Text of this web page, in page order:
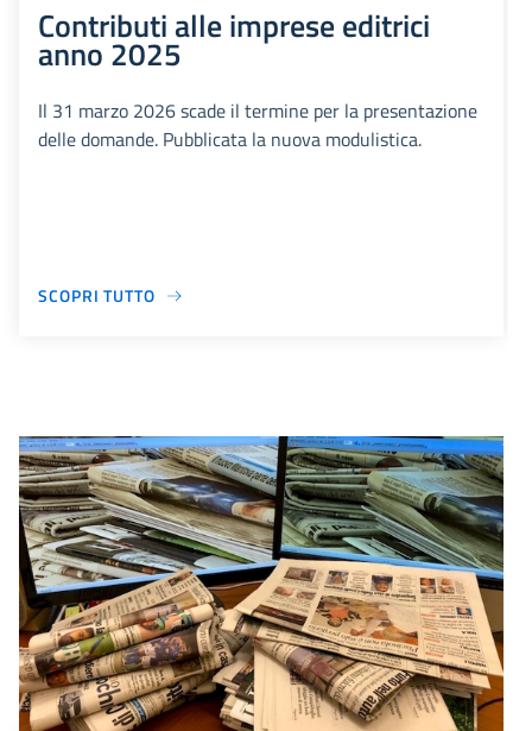
Contributi alle imprese editrici
anno 2025
Il 31 marzo 2026 scade il termine per la presentazione
delle domande. Pubblicata la nuova modulistica.
SCOPRI TUTTO